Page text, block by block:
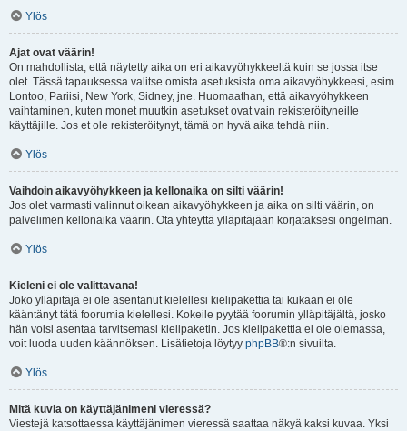
Ylös
Ajat ovat väärin!
On mahdollista, että näytetty aika on eri aikavyöhykkeeltä kuin se jossa itse
olet. Tässä tapauksessa valitse omista asetuksista oma aikavyöhykkeesi, esim.
Lontoo, Pariisi, New York, Sidney, jne. Huomaathan, että aikavyöhykkeen
vaihtaminen, kuten monet muutkin asetukset ovat vain rekisteröityneille
käyttäjille. Jos et ole rekisteröitynyt, tämä on hyvä aika tehdä niin.
Ylös
Vaihdoin aikavyöhykkeen ja kellonaika on silti väärin!
Jos olet varmasti valinnut oikean aikavyöhykkeen ja aika on silti väärin, on
palvelimen kellonaika väärin. Ota yhteyttä ylläpitäjään korjataksesi ongelman.
Ylös
Kieleni ei ole valittavana!
Joko ylläpitäjä ei ole asentanut kielellesi kielipakettia tai kukaan ei ole
kääntänyt tätä foorumia kielellesi. Kokeile pyytää foorumin ylläpitäjältä, josko
hän voisi asentaa tarvitsemasi kielipaketin. Jos kielipakettia ei ole olemassa,
voit luoda uuden käännöksen. Lisätietoja löytyy phpBB®:n sivuilta.
Ylös
Mitä kuvia on käyttäjänimeni vieressä?
Viestejä katsottaessa käyttäjänimen vieressä saattaa näkyä kaksi kuvaa. Yksi